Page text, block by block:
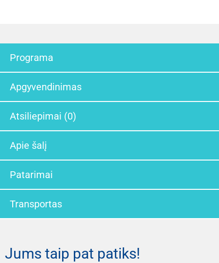
Programa
Apgyvendinimas
Atsiliepimai (0)
Apie šalį
Patarimai
Transportas
Jums taip pat patiks!